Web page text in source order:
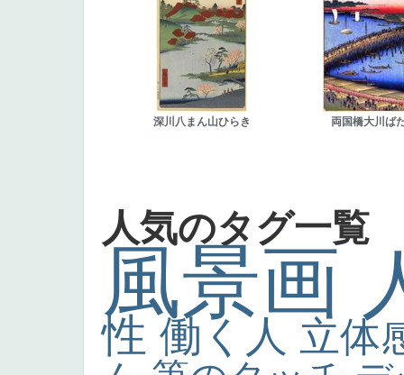
深川八まん山ひらき 両国橋大川ば
人気のタグ一覧
風景画
性 働く人 立体